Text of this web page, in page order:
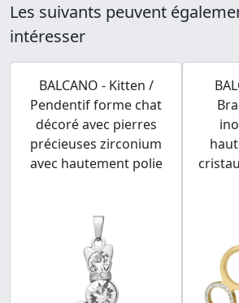
Les suivants peuvent
intéresser
BALCANO - Kitten /
Pendentif forme chat
décoré avec pierres
précieuses zirconium
avec hautement polie